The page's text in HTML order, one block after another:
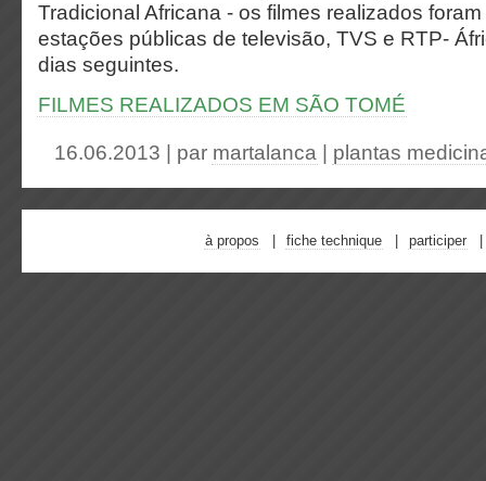
Tradicional Africana - os filmes realizados
estações públicas de televisão, TVS e RTP-
dias seguintes.
FILMES REALIZADOS EM SÃO TOMÉ
16.06.2013 | par martalanca plantas
à propos fiche technique participer